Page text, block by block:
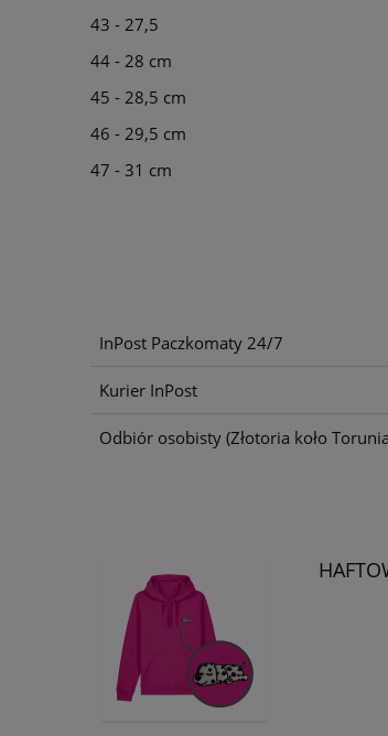
43 - 27,5
44 - 28 cm
45 - 28,5 cm
46 - 29,5 cm
47 - 31 cm
InPost Paczkomaty 24/7
Kurier InPost
Odbiór osobisty (Złotoria koło